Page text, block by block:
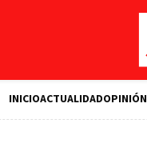
INICIOACTUALIDADOPINIÓN